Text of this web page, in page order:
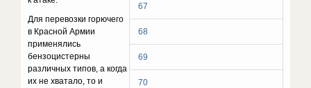
67
68
69
70
Для перевозки горючего
в Красной Армии
применялись
бензоцистерны
различных типов, а когда
их не хватало, то и